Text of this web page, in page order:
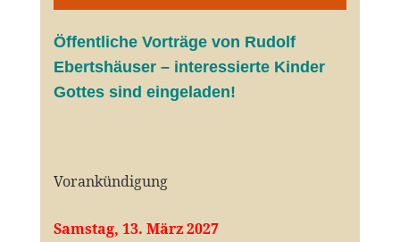
Öffentliche Vorträge von Rudolf
Ebertshäuser – interessierte Kinder
Gottes sind eingeladen!
Vorankündigung
Samstag, 13. März 2027